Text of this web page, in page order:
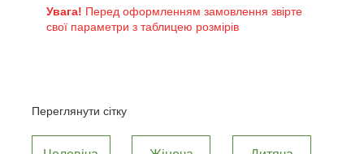
Увага! Перед оформленням замовлення звірте
свої параметри з таблицею розмірів
Переглянути сітку